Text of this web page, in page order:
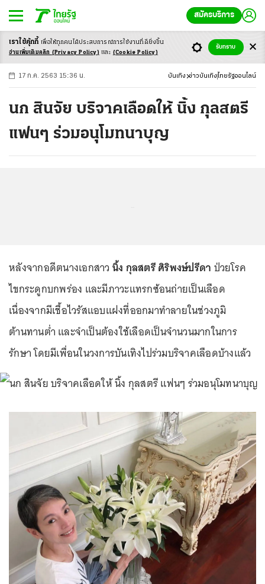
สมัครบริการ
-ก ก ก+
17 ก.ค. 2563 15:36 น. บันเทิง ข่าวบันเทิง ไทยรัฐออนไลน์
นก สินจัย บริจาคเลือดให้ นิ้ง กุลสตรี
แฟนๆ ร่วมอนุโมทนาบุญ
หลังจากอดีตนางเอกสาว นิ้ง กุลสตรี ศิริพงษ์ปรีดา ป่วยโรค
ไขกระดูกบกพร่อง และมีภาวะแทรกซ้อนถ่ายเป็นเลือด
เนื่องจากมีเชื้อไวรัสแอบแฝงที่ออกมาทำลายในช่วงภูมิ
ต้านทานต่ำ และจำเป็นต้องใช้เลือดเป็นจำนวนมากในการ
รักษา โดยมีเพื่อนในวงการบันเทิงไปร่วมบริจาคเลือดบ้างแล้ว
เราใช้คุ้กกี้ เพื่อให้ทุกคนได้ประสบการณ์การใช้งานที่ดียิ่งขึ้น
อ่านเพิ่มเติมคลิก (Privacy Policy) และ (Cookie Policy)
รับทราบ